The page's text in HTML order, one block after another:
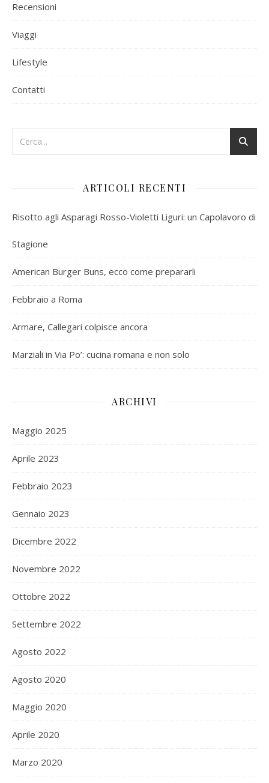
Recensioni
Viaggi
Lifestyle
Contatti
ARTICOLI RECENTI
Risotto agli Asparagi Rosso-Violetti Liguri: un Capolavoro di
Stagione
American Burger Buns, ecco come prepararli
Febbraio a Roma
Armare, Callegari colpisce ancora
Marziali in Via Po’: cucina romana e non solo
ARCHIVI
Maggio 2025
Aprile 2023
Febbraio 2023
Gennaio 2023
Dicembre 2022
Novembre 2022
Ottobre 2022
Settembre 2022
Agosto 2022
Agosto 2020
Maggio 2020
Aprile 2020
Marzo 2020